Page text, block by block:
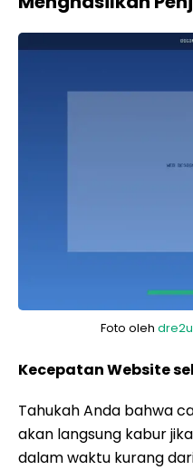
Foto oleh
Kecepatan Website
Tahukah Anda bahwa
akan langsung kabur
dalam waktu kurang